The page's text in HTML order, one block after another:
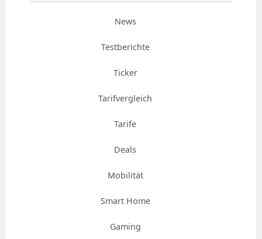
News
Testberichte
Ticker
Tarifvergleich
Tarife
Deals
Mobilität
Smart Home
Gaming